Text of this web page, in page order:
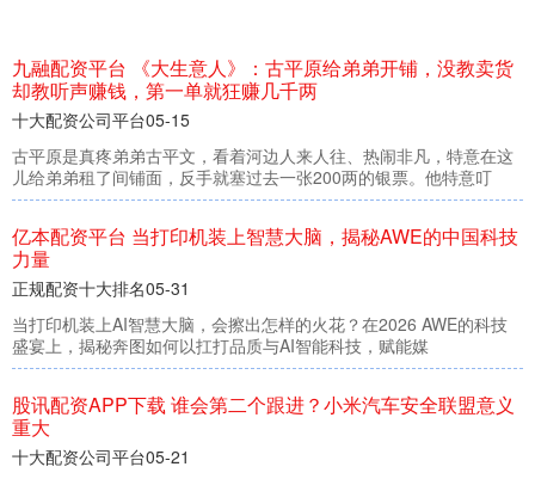
平台 《大生意人》：古平原给弟弟开铺，
赚钱，第一单就狂赚几千两
司平台05-15
疼弟弟古平文，看着河边人来人往、热闹非凡，
了间铺面，反手就塞过去一张200两的银票。他
平台 当打印机装上智慧大脑，揭秘AWE的
大排名05-31
上AI智慧大脑，会擦出怎样的火花？在2026
秘奔图如何以扛打品质与AI智能科技，赋能媒
APP下载 谁会第二个跟进？小米汽车安全
司平台05-21